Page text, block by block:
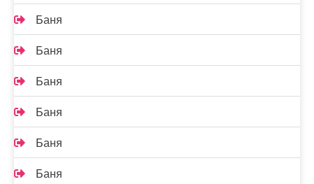
Баня
Баня
Баня
Баня
Баня
Баня